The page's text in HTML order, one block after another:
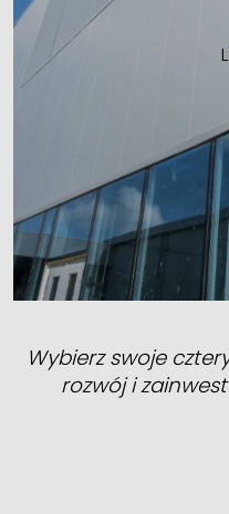
Wybierz swoje
rozwój i